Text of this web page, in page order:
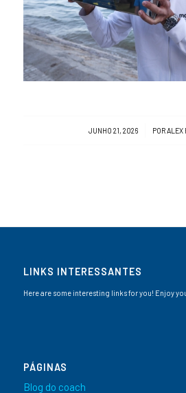
JUNHO 21, 2026
/ POR ALEX
LINKS INTERESSANTES
Here are some interesting links for you! Enjoy
PÁGINAS
Blog do coach